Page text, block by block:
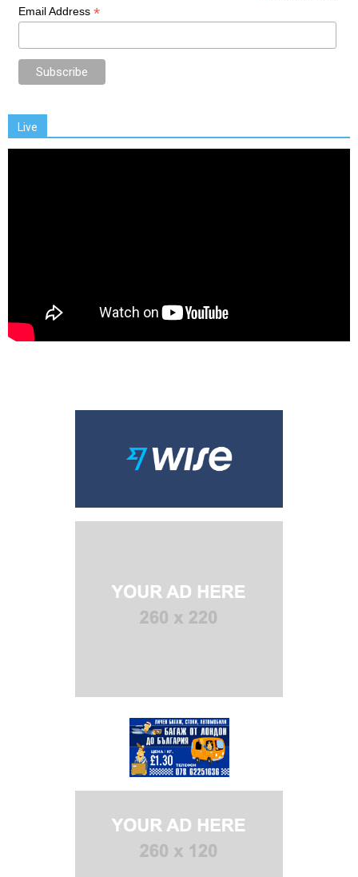
Email Address *
Live